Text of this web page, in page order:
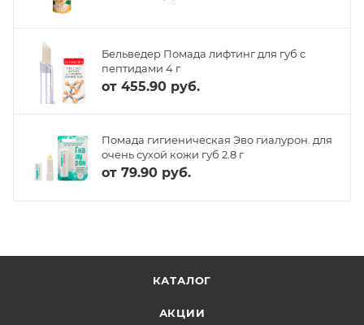
Бельведер Помада лифтинг для губ с
пептидами 4 г
от 455.90 руб.
Помада гигиеническая Эво гиалурон. для
очень сухой кожи губ 2.8 г
от 79.90 руб.
КАТАЛОГ
АКЦИИ